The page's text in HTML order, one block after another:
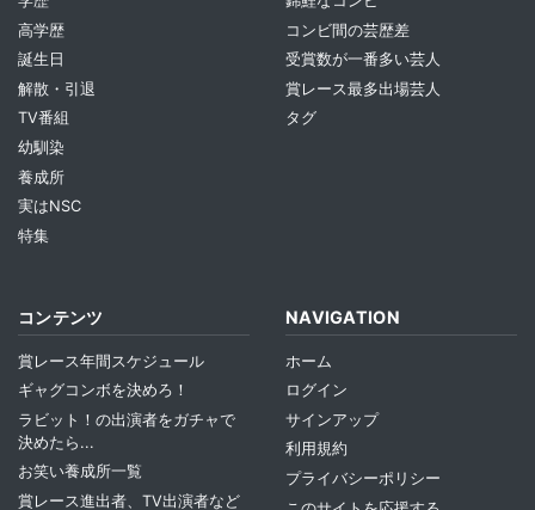
高学歴
誕生日
解散・引退
TV番組
幼馴染
養成所
実はNSC
特集
コンビ間の芸歴差
受賞数が一番多い芸人
賞レース最多出場芸人
タグ
コンテンツ
賞レース年間スケジュール
ギャグコンボを決めろ！
ラビット！の出演者をガチャで
決めたら...
お笑い養成所一覧
賞レース進出者、TV出演者など
NAVIGATION
ホーム
ログイン
サインアップ
利用規約
プライバシーポリシー